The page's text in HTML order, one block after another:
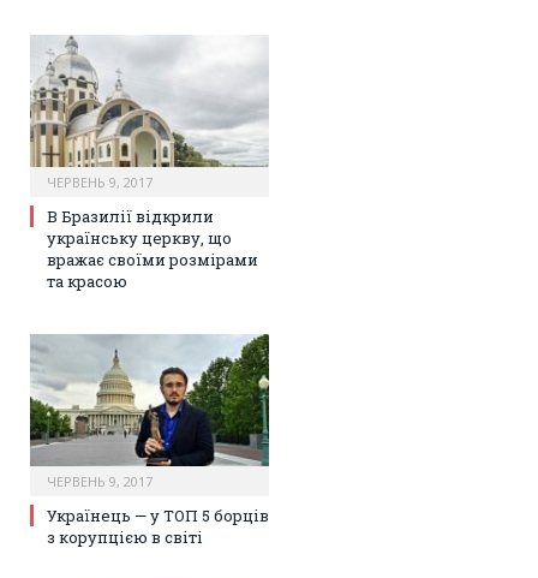
ЧЕРВЕНЬ 9, 2017
В Бразилії відкрили
українську церкву, що
вражає своїми розмірами
та красою
ЧЕРВЕНЬ 9, 2017
Українець — у ТОП 5 борців
з корупцією в світі